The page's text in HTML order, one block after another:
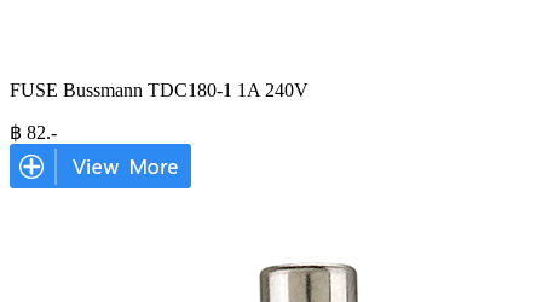
FUSE Bussmann TDC180-1 1A 240V
฿ 82.-